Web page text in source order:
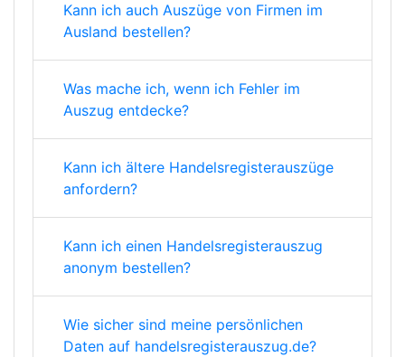
Kann ich auch Auszüge von Firmen im
Ausland bestellen?
Was mache ich, wenn ich Fehler im
Auszug entdecke?
Kann ich ältere Handelsregisterauszüge
anfordern?
Kann ich einen Handelsregisterauszug
anonym bestellen?
Wie sicher sind meine persönlichen
Daten auf handelsregisterauszug.de?